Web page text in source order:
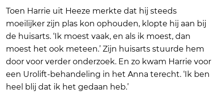
Toen Harrie uit Heeze merkte dat hij steeds
moeilijker zijn plas kon ophouden, klopte hij aan bij
de huisarts. ‘Ik moest vaak, en als ik moest, dan
moest het ook meteen.’ Zijn huisarts stuurde hem
door voor verder onderzoek. En zo kwam Harrie voor
een Urolift-behandeling in het Anna terecht. ‘Ik ben
heel blij dat ik het gedaan heb.’